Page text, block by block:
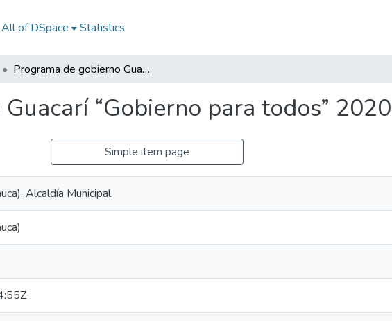
All of DSpace Statistics
Programa de gobierno Guacarí “Gobierno para todos” 2020-2023
“Gobierno para todos”
Simple item page
Alcaldía Municipal